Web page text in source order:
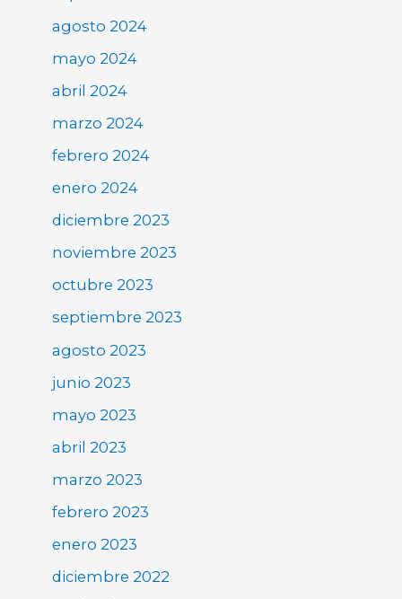
agosto 2024
mayo 2024
abril 2024
marzo 2024
febrero 2024
enero 2024
diciembre 2023
noviembre 2023
octubre 2023
septiembre 2023
agosto 2023
junio 2023
mayo 2023
abril 2023
marzo 2023
febrero 2023
enero 2023
diciembre 2022